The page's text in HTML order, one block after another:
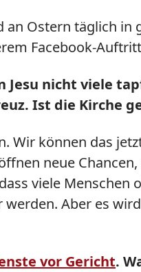
Ostern täglich in
Facebook-
nicht viele
Ist die Kirche
Wir können das
neue
viele
Aber es
vor Gericht.